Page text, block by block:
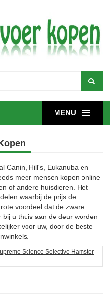
MENU
Canin, Hill's, Eukanuba en
meer mensen kopen online
of andere huisdieren. Het
waarbij de prijs de
voordeel dat de zware
u thuis aan de deur worden
voor uw, door de beste
Science Selective Hamster